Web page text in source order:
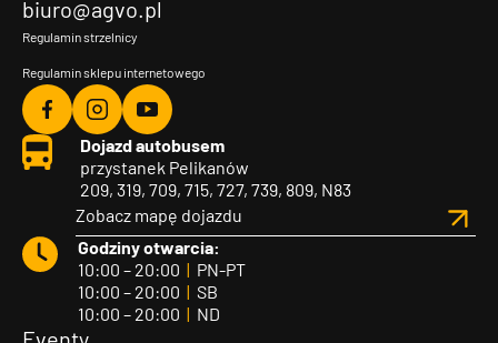
biuro@agvo.pl
Regulamin strzelnicy
Regulamin sklepu internetowego
Agvo
Facebook
Agvo
Instagram
Agvo
YouTube
Dojazd autobusem
przystanek Pelikanów
209, 319, 709, 715, 727, 739, 809, N83
Zobacz mapę dojazdu
Godziny otwarcia:
10:00 – 20:00 | PN-PT
10:00 – 20:00 | SB
10:00 – 20:00 | ND